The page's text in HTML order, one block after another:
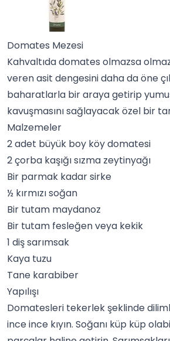
Domates Mezesi
Kahvaltıda domates olmazsa
veren asit dengesini daha da öne
baharatlarla bir araya getirip
kavuşmasını sağlayacak özel bir
Malzemeler
2 adet büyük boy köy domatesi
2 çorba kaşığı sızma zeytinyağı
Bir parmak kadar sirke
½ kırmızı soğan
Bir tutam maydanoz
Bir tutam fesleğen veya kekik
1 diş sarımsak
Kaya tuzu
Tane karabiber
Yapılışı
Domatesleri tekerlek şeklinde
ince ince kıyın. Soğanı küp küp